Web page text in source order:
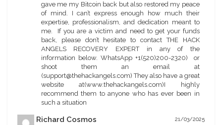
gave me my Bitcoin back but also restored my peace
of mind. I can’t express enough how much their
expertise, professionalism, and dedication meant to
me. If you are a victim and need to get your funds
back, please don’t hesitate to contact THE HACK
ANGELS RECOVERY EXPERT in any of the
information below. WhatsApp +1(520)200-2320) or
shoot them an email at
(support@thehackangels.com) They also have a great
website at(www.thehackangels.com)I highly
recommend them to anyone who has ever been in
such a situation
Richard Cosmos 21/03/2025